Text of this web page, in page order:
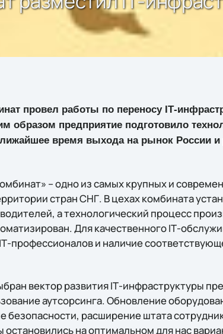
провел работы по переносу IТ-
образом предприятие подготовило
время выхода на рынок России
– одно из самых крупных и
стран СНГ. В цехах комбината
а технологический процесс
Для качественного IТ-
профессионалов и наличие
вектор развития IТ-инфраструктуры
аутсорсинга. Обновление
безопасности, расширение штата
на оптимальном для нас